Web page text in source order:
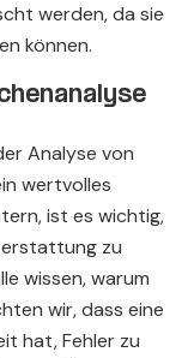
werden, da sie
können.
Analyse von
wertvolles
ist es wichtig,
zu
wissen, warum
wir, dass eine
hat, Fehler zu